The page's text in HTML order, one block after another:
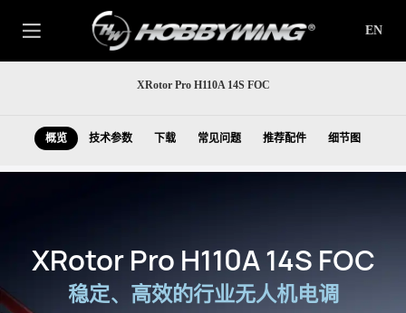
EN
XRotor Pro H110A 14S FOC
概览 技术参数 下载 常见问题 推荐配件 细节图
XRotor Pro H110A 14S FOC
稳定、高效的行业无人机电调